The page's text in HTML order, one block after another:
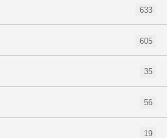
633
605
35
56
19